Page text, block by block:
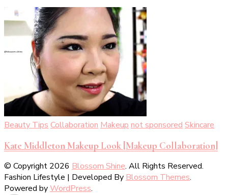
Beauty Tips Collaboration Makeup not sponsored Skincare
Kate Middleton Makeup Look [Makeup Collaboration]
© Copyright 2026 Blossom Shine. All Rights Reserved.
Fashion Lifestyle | Developed By Blossom Themes.
Powered byWordPress.